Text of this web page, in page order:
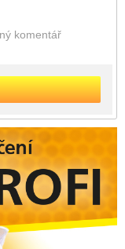
komentář